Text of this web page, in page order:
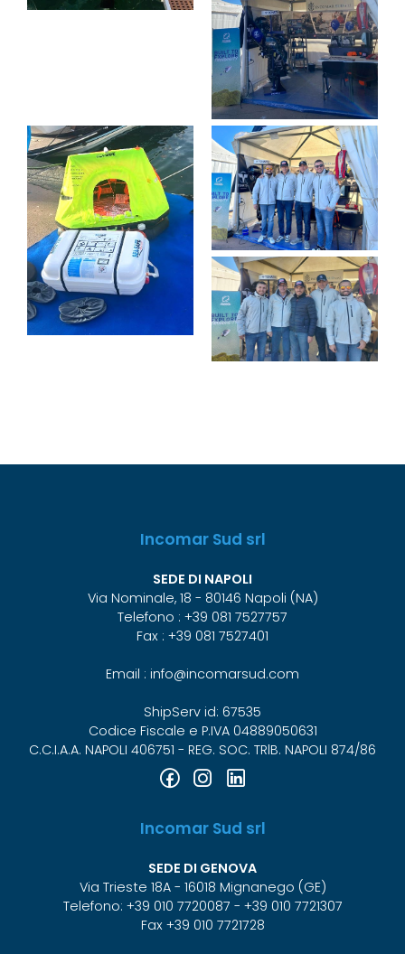
Incomar Sud srl
SEDE DI NAPOLI
Via Nominale, 18 - 80146 Napoli (NA)
Telefono : +39 081 7527757
Fax : +39 081 7527401
Email : info@incomarsud.com
ShipServ id: 67535
Codice Fiscale e P.IVA 04889050631
C.C.I.A.A. NAPOLI 406751 - REG. SOC. TRlB. NAPOLI 874/86
Incomar Sud srl
SEDE DI GENOVA
Via Trieste 18A - 16018 Mignanego (GE)
Telefono: +39 010 7720087 - +39 010 7721307
Fax +39 010 7721728